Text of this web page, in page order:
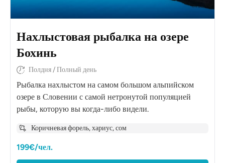
Нахлыстовая рыбалка на озере
Бохинь
Полдня / Полный день
Рыбалка нахлыстом на самом большом альпийском
озере в Словении с самой нетронутой популяцией
рыбы, которую вы когда-либо видели.
Коричневая форель, хариус, сом
199€/чел.